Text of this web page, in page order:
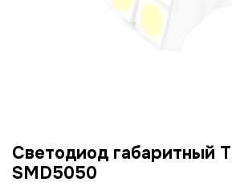
Светодиод габаритный
SMD5050